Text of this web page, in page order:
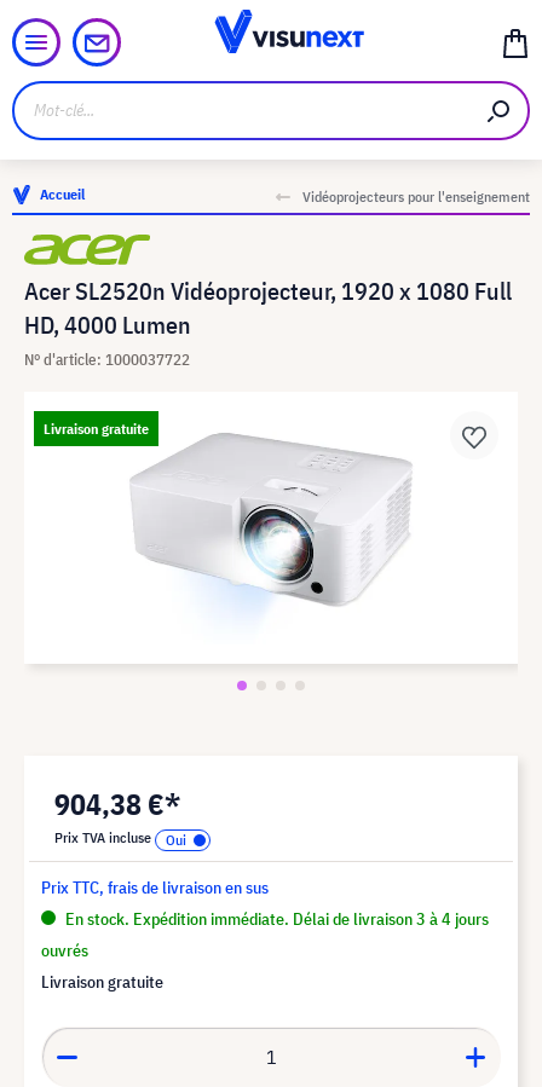
Accueil Vidéoprojecteurs pour l'enseignement
Acer SL2520n Vidéoprojecteur, 1920 x 1080 Full
HD, 4000 Lumen
N° d'article: 1000037722
Livraison gratuite
904,38 €*
Prix TVA incluse
Prix TTC, frais de livraison en sus
En stock. Expédition immédiate. Délai de livraison 3 à 4 jours
ouvrés
Livraison gratuite